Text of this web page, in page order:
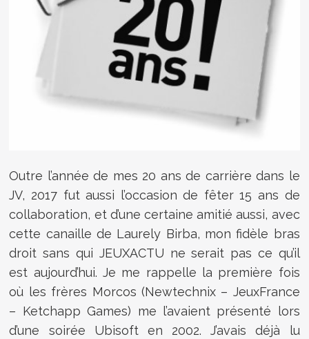
Outre l’année de mes 20 ans de carrière dans le
JV, 2017 fut aussi l’occasion de fêter 15 ans de
collaboration, et d’une certaine amitié aussi, avec
cette canaille de Laurely Birba, mon fidèle bras
droit sans qui JEUXACTU ne serait pas ce qu’il
est aujourd’hui. Je me rappelle la première fois
où les frères Morcos (Newtechnix – JeuxFrance
– Ketchapp Games) me l’avaient présenté lors
d’une soirée Ubisoft en 2002. J’avais déjà lu